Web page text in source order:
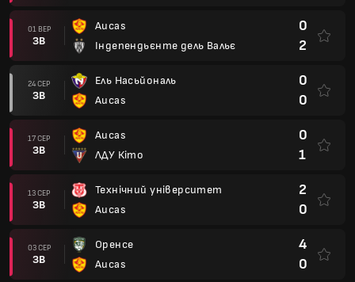
01 ВЕР
ЗВ
Aucas
Індепендьєнте дель Вальє
0
2
24 СЕР
ЗВ
Ель Насьйональ
Aucas
0
0
17 СЕР
ЗВ
Aucas
ЛДУ Кіто
0
1
13 СЕР
ЗВ
Технічний університет
Aucas
2
0
03 СЕР
ЗВ
Оренсе
Aucas
4
0